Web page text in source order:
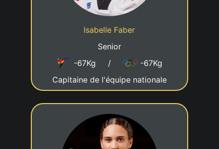
Isabelle Faber
Senior
-67Kg /
-67Kg
Capitaine de l'équipe nationale
Taekwondo Club Steinfort
1er DAN